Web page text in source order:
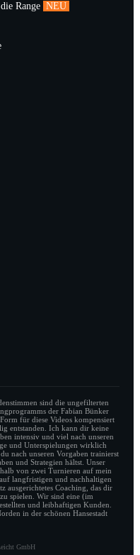
Range NEU
sind die ungefilterten
der Fabian Bünker
für diese Videos kompensiert
entstanden. Ich kann dir keine
intensiv und viel nach unseren
und Unterspielungen wirklich
nach unseren Vorgaben trainierst
und Strategien hältst. Unser
von zwei Turnieren auf mein
langfristigen und nachhaltigen
ausgerichtetes Coaching, das dir
spielen. Wir sind eine (im
und leibhaftigen Kunden.
in der schönen Hansestadt
GmbH